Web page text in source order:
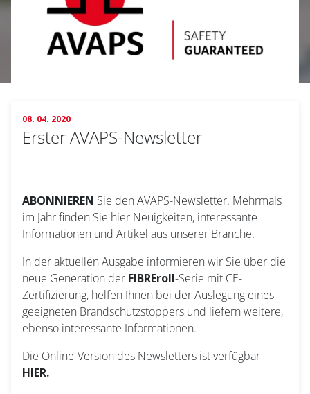
08. 04. 2020
Erster AVAPS-Newsletter
ABONNIEREN Sie den AVAPS-Newsletter. Mehrmals
im Jahr finden Sie hier Neuigkeiten, interessante
Informationen und Artikel aus unserer Branche.
In der aktuellen Ausgabe informieren wir Sie über die
neue Generation der FIBREroll-Serie mit CE-
Zertifizierung, helfen Ihnen bei der Auslegung eines
geeigneten Brandschutzstoppers und liefern weitere,
ebenso interessante Informationen.
Die Online-Version des Newsletters ist verfügbar
HIER.